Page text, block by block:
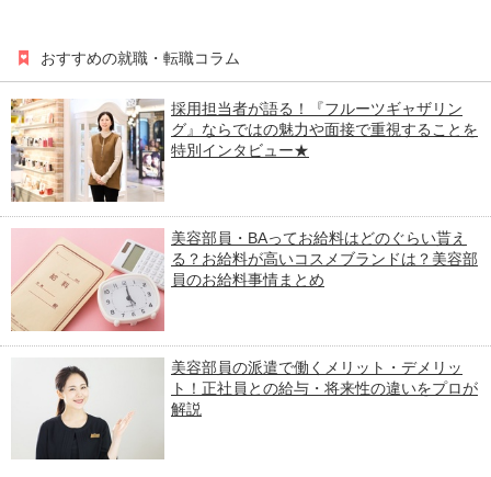
おすすめの就職・転職コラム
採用担当者が語る！『フルーツギャザリン
グ』ならではの魅力や面接で重視することを
特別インタビュー★
美容部員・BAってお給料はどのぐらい貰え
る？お給料が高いコスメブランドは？美容部
員のお給料事情まとめ
美容部員の派遣で働くメリット・デメリッ
ト！正社員との給与・将来性の違いをプロが
解説